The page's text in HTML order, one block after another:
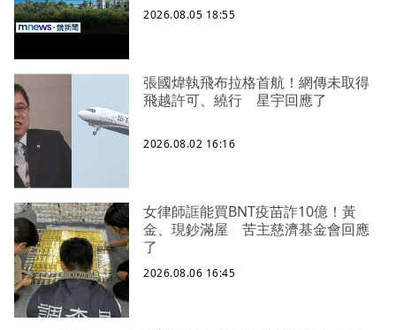
2026.08.05 18:55
張國煒執飛布拉格首航！網傳未取得
飛越許可、繞行 星宇回應了
2026.08.02 16:16
女律師誆能買BNT疫苗詐10億！黃
金、現鈔滿屋 苦主慈濟基金會回應
了
2026.08.06 16:45